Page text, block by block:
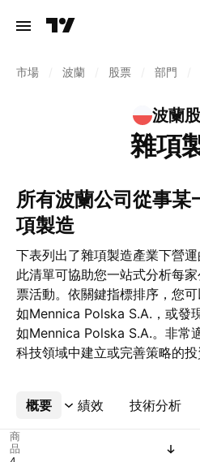
市場 波蘭 股票 部門
波蘭
雜項
所有波蘭公司從事某一行業的公司：雜
項製造
下表列出了雜項製造產業下營運
此清單可協助您一站式分析每
票活動。依關鍵指標排序，您
如Mennica Polska S.A.，或發
如Mennica Polska S.A.。非常
科技領域中建立或完善策略的投
概要 績效 技術分析
更多
商
品